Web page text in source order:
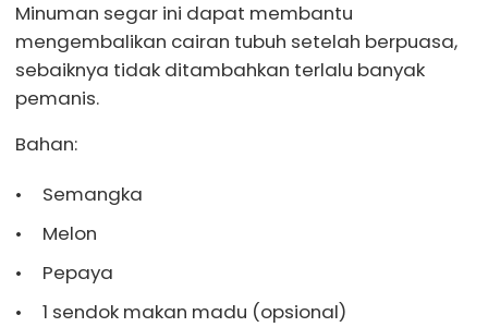
Minuman segar ini dapat membantu
mengembalikan cairan tubuh setelah berpuasa,
sebaiknya tidak ditambahkan terlalu banyak
pemanis.
Bahan:
Semangka
Melon
Pepaya
1 sendok makan madu (opsional)